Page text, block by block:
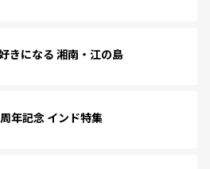
きになる 湘南・江の島
年記念 インド特集